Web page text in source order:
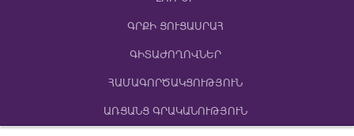
ԳՐՔԻ ՑՈՒՑԱՍՐԱՀ
ԳԻՏԱԺՈՂՈՎՆԵՐ
ՀԱՄԱԳՈՐԾԱԿՑՈՒԹՅՈՒՆ
ԱՌՑԱՆՑ ԳՐԱԿԱՆՈՒԹՅՈՒՆ